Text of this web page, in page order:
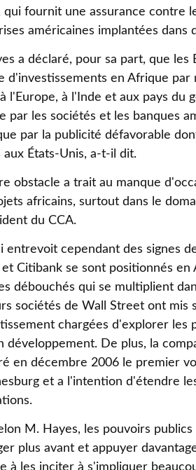
qui fournit une assurance contre
américaines implantées dans
a déclaré, pour sa part, que
d'investissements en Afrique par
l'Europe, à l'Inde et aux pays du
par les sociétés et les banques
par la publicité défavorable
aux États-Unis, a-t-il dit.
obstacle a trait au manque
africains, surtout dans le
du CCA.
entrevoit cependant des signes
Citibank se sont positionnés
débouchés qui se multiplient
sociétés de Wall Street ont mis
chargées d'explorer les
développement. De plus, la
en décembre 2006 le premier
et a l'intention d'étendre
M. Hayes, les pouvoirs
plus avant et appuyer
à les inciter à s'impliquer